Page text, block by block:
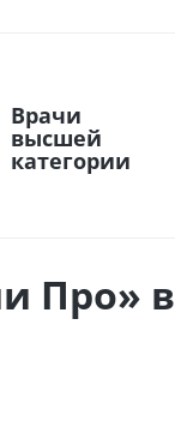
Врачи
высшей
категории
Про» в